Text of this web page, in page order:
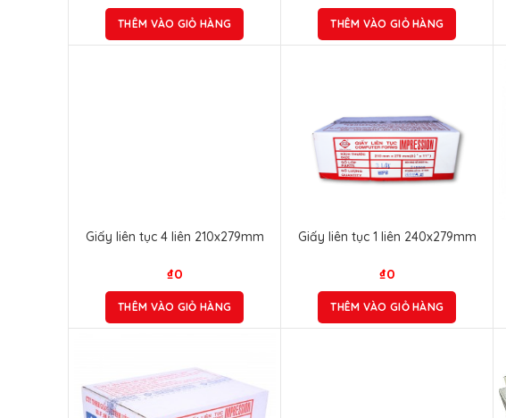
THÊM VÀO GIỎ HÀNG THÊM VÀO GIỎ HÀNG
Giấy liên tục 4 liên 210x279mm
₫0
THÊM VÀO GIỎ HÀNG
Giấy liên tục 1 liên 240x279mm
₫0
THÊM VÀO GIỎ HÀNG